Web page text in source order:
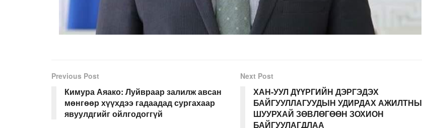
Previous Post
Кимура Аяако: Луйвраар залилж авсан
мөнгөөр хүүхдээ гадаадад сургахаар
явуулдгийг ойлгодоггүй
Next Post
ХАН-УУЛ ДҮҮРГИЙН ДЭРГЭДЭХ
БАЙГУУЛЛАГУУДЫН УДИРДАХ АЖИЛТНЫ
ШУУРХАЙ ЗӨВЛӨГӨӨН ЗОХИОН
БАЙГУУЛАГДЛАА